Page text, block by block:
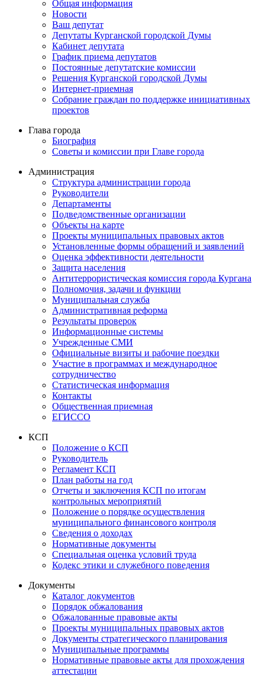
Общая информация
Новости
Ваш депутат
Депутаты Курганской городской Думы
Кабинет депутата
График приема депутатов
Постоянные депутатские комиссии
Решения Курганской городской Думы
Интернет-приемная
Собрание граждан по поддержке инициативных
проектов
Глава города
Биография
Советы и комиссии при Главе города
Администрация
Структура администрации города
Руководители
Департаменты
Подведомственные организации
Объекты на карте
Проекты муниципальных правовых актов
Установленные формы обращений и заявлений
Оценка эффективности деятельности
Защита населения
Антитеррористическая комиссия города Кургана
Полномочия, задачи и функции
Муниципальная служба
Административная реформа
Результаты проверок
Информационные системы
Учрежденные СМИ
Официальные визиты и рабочие поездки
Участие в программах и международное
сотрудничество
Статистическая информация
Контакты
Общественная приемная
ЕГИССО
КСП
Положение о КСП
Руководитель
Регламент КСП
План работы на год
Отчеты и заключения КСП по итогам
контрольных мероприятий
Положение о порядке осуществления
муниципального финансового контроля
Сведения о доходах
Нормативные документы
Специальная оценка условий труда
Кодекс этики и служебного поведения
Документы
Каталог документов
Порядок обжалования
Обжалованные правовые акты
Проекты муниципальных правовых актов
Документы стратегического планирования
Муниципальные программы
Нормативные правовые акты для прохождения
аттестации